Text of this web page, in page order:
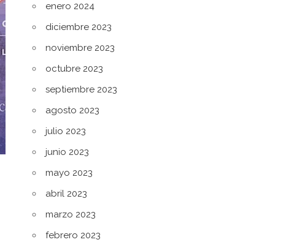
enero 2024
diciembre 2023
noviembre 2023
octubre 2023
septiembre 2023
agosto 2023
julio 2023
junio 2023
mayo 2023
abril 2023
marzo 2023
febrero 2023